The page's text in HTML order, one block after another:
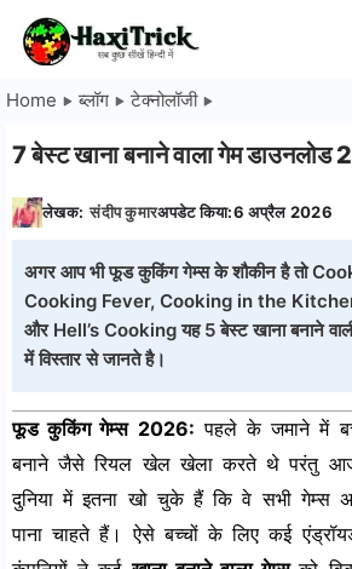
Skip
जाने
में
Home ब्लॉग टेक्नोलॉजी
7 बेस्ट खाना बनाने वाला गेम
लेखक: संदीप कुमारअपडेट किया:6 अप्रैल 2026
अगर आप भी फूड कुकिंग गेम्स के शौकीन है तो
Cooking Fever, Cooking in the
और Hell’s Cooking यह 5 बेस्ट खाना बनाने
में विस्तार से जानते है।
फूड कुकिंग गेम्स 2026: पहले के जमाने में
बनाने जैसे रियल खेल खेला करते थे परंतु
दुनिया में इतना खो चुके हैं कि वे सभी गेम्स
पाना चाहते हैं। ऐसे बच्चों के लिए कई